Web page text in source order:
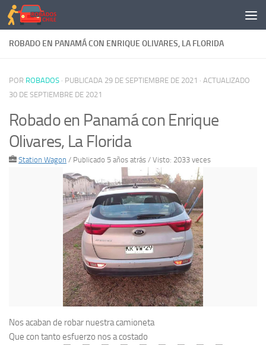
Saltar al contenido
ROBADO EN PANAMÁ CON ENRIQUE OLIVARES, LA FLORIDA
POR ROBADOS · PUBLICADA 29 DE SEPTIEMBRE DE 2021 · ACTUALIZADO
30 DE SEPTIEMBRE DE 2021
Robado en Panamá con Enrique
Olivares, La Florida
Station Wagon / Publicado 5 años atrás / Visto: 2033 veces
Nos acaban de robar nuestra camioneta
Que con tanto esfuerzo nos a costado